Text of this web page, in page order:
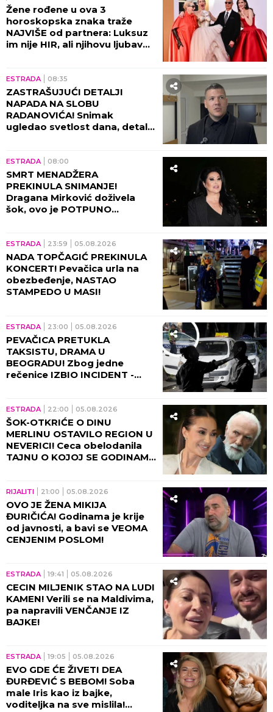
Žene rođene u ova 3
horoskopska znaka traže
NAJVIŠE od partnera: Luksuz
im nije HIR, ali njihovu ljubav
ESTRADA 08:35
ZASTRAŠUJUĆI DETALJI
NAPADA NA SLOBU
RADANOVIĆA! Snimak
ugledao svetlost dana, detalji
ESTRADA 08:00
SMRT MENADŽERA
PREKINULA SNIMANJE!
Dragana Mirković doživela
šok, ovo je POTPUNO
ESTRADA 23:59 05.08.2026
NADA TOPČAGIĆ PREKINULA
KONCERT! Pevačica urla na
obezbeđenje, NASTAO
STAMPEDO U MASI!
ESTRADA 23:00 05.08.2026
PEVAČICA PRETUKLA
TAKSISTU, DRAMA U
BEOGRADU! Zbog jedne
rečenice IZBIO INCIDENT -
ESTRADA 22:00 05.08.2026
ŠOK-OTKRIĆE O DINU
MERLINU OSTAVILO REGION U
NEVERICI! Ceca obelodanila
TAJNU O KOJOJ SE GODINAMA
RIJALITI 21:00 05.08.2026
OVO JE ŽENA MIKIJA
ĐURIČIĆA! Godinama je krije
od javnosti, a bavi se VEOMA
CENJENIM POSLOM!
ESTRADA 19:41 05.08.2026
CECIN MILJENIK STAO NA LUDI
KAMEN! Verili se na Maldivima,
pa napravili VENČANJE IZ
BAJKE!
ESTRADA 19:05 05.08.2026
EVO GDE ĆE ŽIVETI DEA
ĐURĐEVIĆ S BEBOM! Soba
male Iris kao iz bajke,
voditeljka na sve mislila!